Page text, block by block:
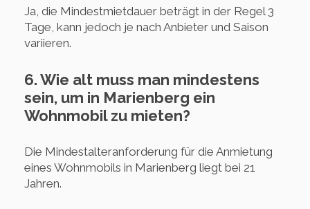
Ja, die Mindestmietdauer beträgt in der Regel 3
Tage, kann jedoch je nach Anbieter und Saison
variieren.
6. Wie alt muss man mindestens
sein, um in Marienberg ein
Wohnmobil zu mieten?
Die Mindestalteranforderung für die Anmietung
eines Wohnmobils in Marienberg liegt bei 21
Jahren.